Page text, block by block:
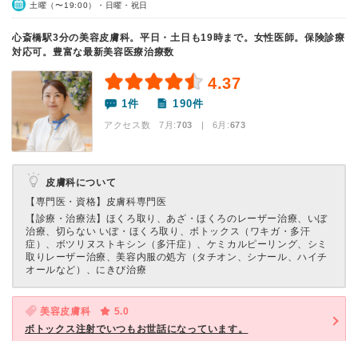
土曜（〜19:00）・日曜・祝日
心斎橋駅3分の美容皮膚科。平日・土日も19時まで。女性医師。保険診療
対応可。豊富な最新美容医療治療数
4.37
1件 190件
アクセス数 7月:703 | 6月:673
皮膚科について
【専門医・資格】 皮膚科専門医
【診療・治療法】 ほくろ取り、あざ・ほくろのレーザー治療、いぼ
治療、切らない いぼ・ほくろ取り、ボトックス（ワキガ・多汗
症）、ボツリヌストキシン（多汗症）、ケミカルピーリング、シミ
取りレーザー治療、美容内服の処方（タチオン、シナール、ハイチ
オールなど）、にきび治療
美容皮膚科
5.0
ボトックス注射でいつもお世話になっています。